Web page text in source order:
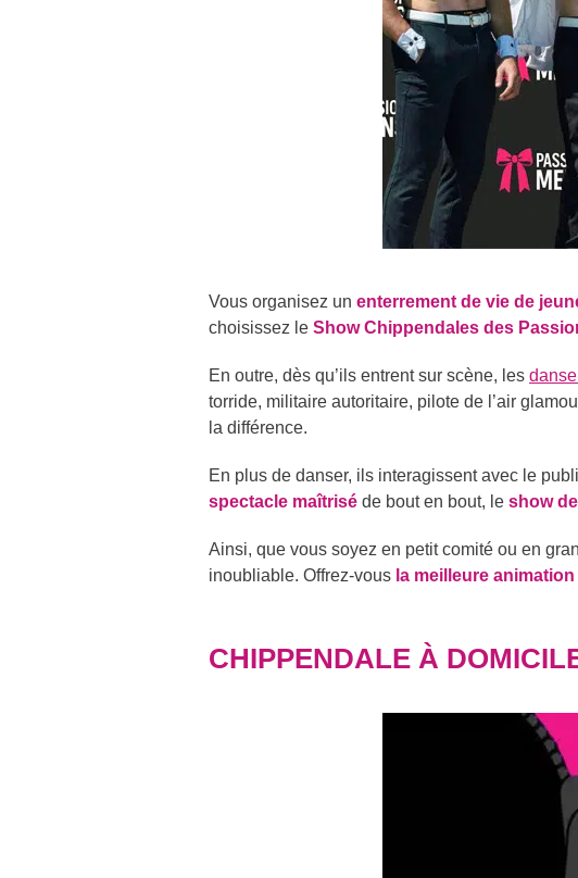
Vous organisez un enterrement de vie de
choisissez le Show Chippendales des
En outre, dès qu’ils entrent sur scène, les
torride, militaire autoritaire, pilote de l’air
la différence.
En plus de danser, ils interagissent avec le
spectacle maîtrisé de bout en bout, le show
Ainsi, que vous soyez en petit comité ou en
inoubliable. Offrez-vous la meilleure
CHIPPENDALE À